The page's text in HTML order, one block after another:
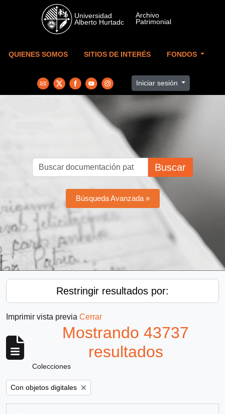
Skip to main content
QUIENES SOMOS SITIOS DE INTERÉS FONDOS
Iniciar sesión
Buscar
Búsqueda Avanzada »
Restringir resultados por:
Imprimir vista previa Cerrar
Mostrando 43737
resultados
Colecciones
Remove filter:
Con objetos digitales